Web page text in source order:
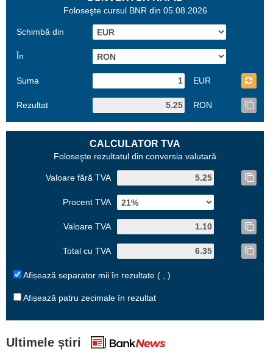
Foloseşte cursul BNR din 05.08.2026
Schimbă din
În
Suma EUR
Rezultat RON
CALCULATOR TVA
Foloseşte rezultatul din conversia valutară
Valoare fără TVA
Procent TVA
Valoare TVA
Total cu TVA
Afișează separator mii în rezultate ( , )
Afișează patru zecimale în rezultat
Ultimele știri